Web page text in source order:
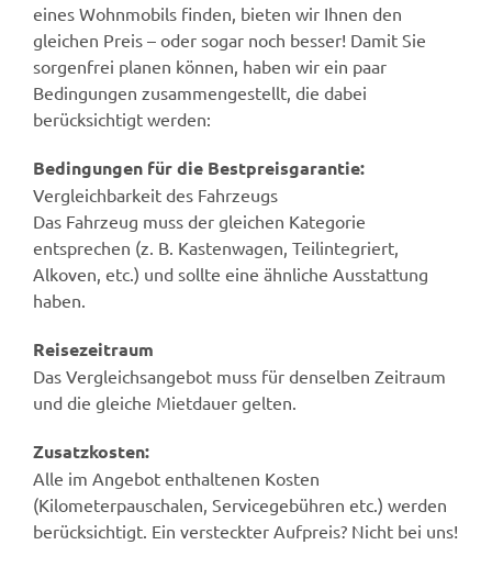
eines Wohnmobils finden, bieten wir Ihnen den
gleichen Preis – oder sogar noch besser! Damit Sie
sorgenfrei planen können, haben wir ein paar
Bedingungen zusammengestellt, die dabei
berücksichtigt werden:
Bedingungen für die Bestpreisgarantie:
Vergleichbarkeit des Fahrzeugs
Das Fahrzeug muss der gleichen Kategorie
entsprechen (z. B. Kastenwagen, Teilintegriert,
Alkoven, etc.) und sollte eine ähnliche Ausstattung
haben.
Reisezeitraum
Das Vergleichsangebot muss für denselben Zeitraum
und die gleiche Mietdauer gelten.
Zusatzkosten:
Alle im Angebot enthaltenen Kosten
(Kilometerpauschalen, Servicegebühren etc.) werden
berücksichtigt. Ein versteckter Aufpreis? Nicht bei uns!